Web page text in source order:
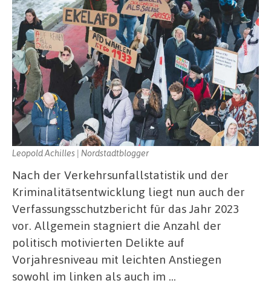
Leopold Achilles | Nordstadtblogger
Nach der Verkehrsunfallstatistik und der
Kriminalitätsentwicklung liegt nun auch der
Verfassungsschutzbericht für das Jahr 2023
vor. Allgemein stagniert die Anzahl der
politisch motivierten Delikte auf
Vorjahresniveau mit leichten Anstiegen
sowohl im linken als auch im …